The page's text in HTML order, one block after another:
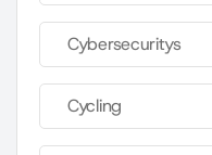
Cybersecuritys
Cycling